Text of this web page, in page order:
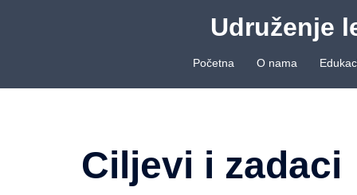
Udruženje
Početna O nama
Ciljevi i zadaci